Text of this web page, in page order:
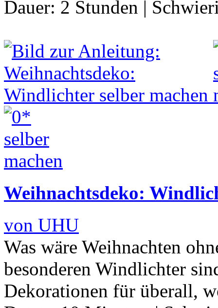
Dauer: 2 Stunden |
Weihnachtsdeko:
von UHU
Was wäre Weihnachten
besonderen Windlichter
Dekorationen für überall,